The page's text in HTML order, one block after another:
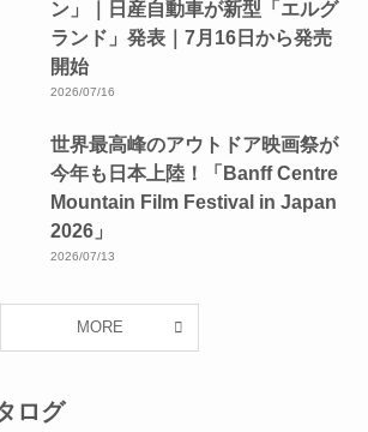
ン」｜日産自動車が新型「エルグ
ランド」発表｜7月16日から発売
開始
2026/07/16
世界最高峰のアウトドア映画祭が
今年も日本上陸！「Banff Centre
Mountain Film Festival in Japan
2026」
2026/07/13
MORE
ログ